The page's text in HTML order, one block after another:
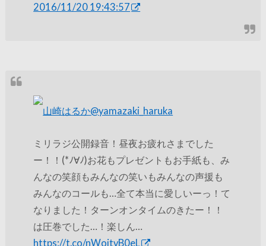
2016/11/20 19:43:57
山崎はるか@yamazaki_haruka
ミリラジ公開録音！昼夜お疲れさまでした
ー！！(*ﾉ∀ﾉ)お花もプレゼントもお手紙も、み
んなの笑顔もみんなの笑いもみんなの声援も
みんなのコールも…全て本当に愛しいーっ！て
なりました！ターンオンタイムのきたー！！
は圧巻でした…！楽しん…
https://t.co/nWoitvB0eL